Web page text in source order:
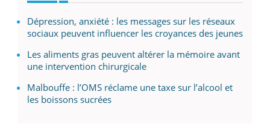
Dépression, anxiété : les messages sur les réseaux
sociaux peuvent influencer les croyances des jeunes
Les aliments gras peuvent altérer la mémoire avant
une intervention chirurgicale
Malbouffe : l’OMS réclame une taxe sur l’alcool et
les boissons sucrées